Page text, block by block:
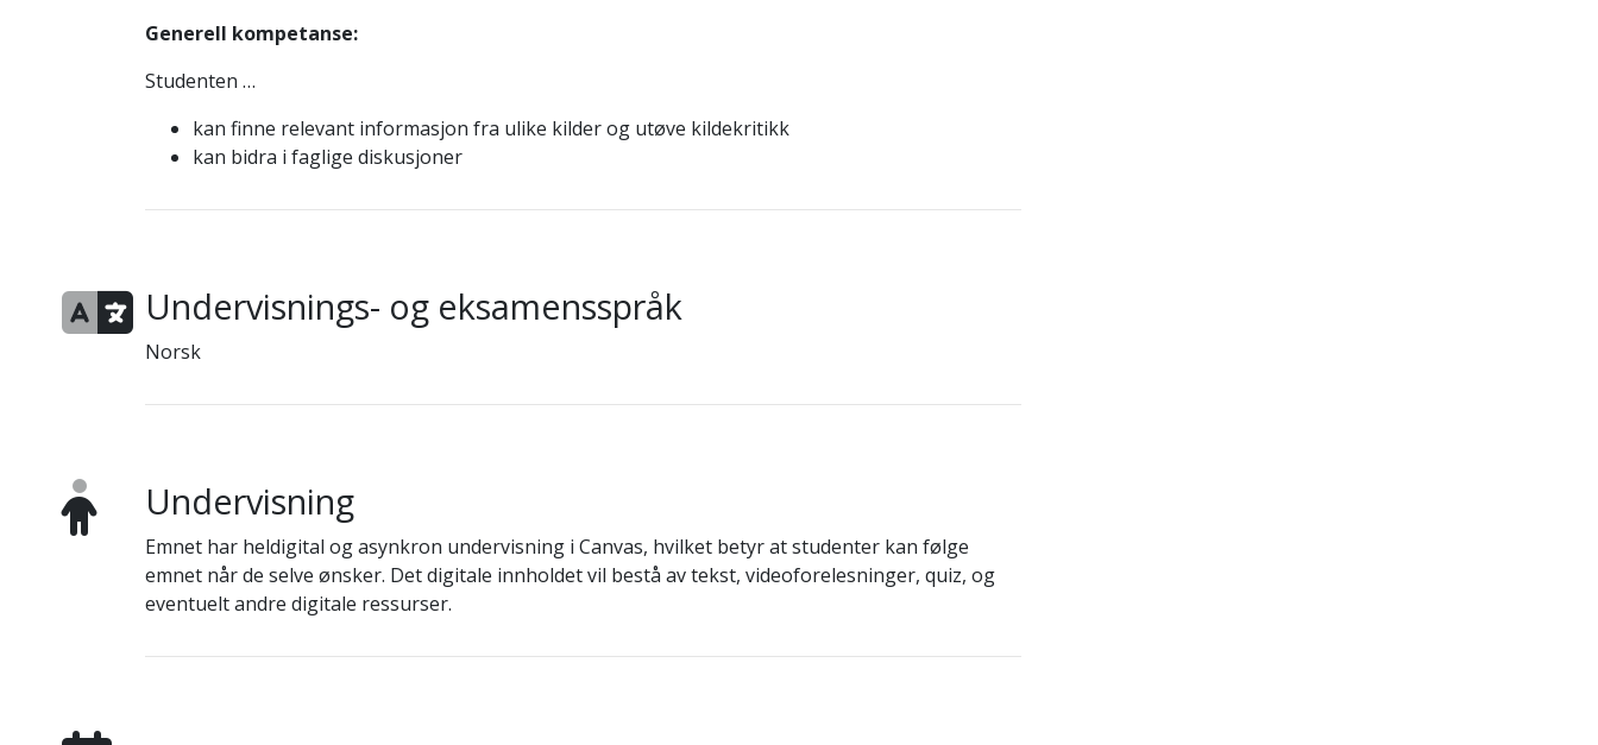
Generell kompetanse:
Studenten …
kan finne relevant informasjon fra ulike kilder og utøve kildekritikk
kan bidra i faglige diskusjoner
Undervisnings- og eksamensspråk
Norsk
Undervisning
Emnet har heldigital og asynkron undervisning i Canvas, hvilket betyr at studenter kan følge
emnet når de selve ønsker. Det digitale innholdet vil bestå av tekst, videoforelesninger, quiz, og
eventuelt andre digitale ressurser.